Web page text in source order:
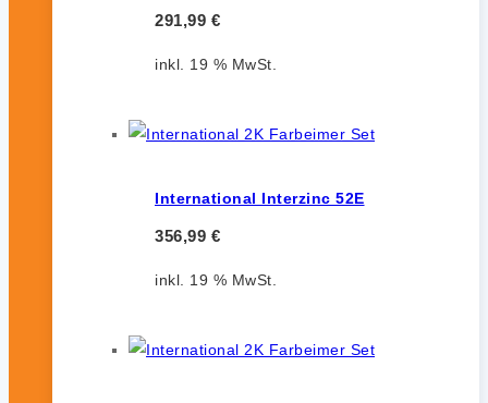
291,99 €
inkl. 19 % MwSt.
International Interzinc 52E
356,99 €
inkl. 19 % MwSt.